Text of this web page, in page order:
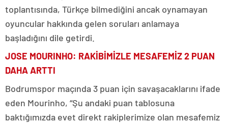
toplantısında, Türkçe bilmediğini ancak oynamayan
oyuncular hakkında gelen soruları anlamaya
başladığını dile getirdi.
JOSE MOURINHO: RAKİBİMİZLE MESAFEMİZ 2 PUAN
DAHA ARTTI
Bodrumspor maçında 3 puan için savaşacaklarını ifade
eden Mourinho, “Şu andaki puan tablosuna
baktığımızda evet direkt rakiplerimize olan mesafemiz